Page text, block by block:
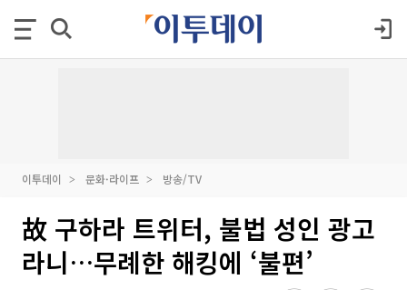
이투데이 문화·라이프 방송/TV
故 구하라 트위터, 불법 성인 광고
라니…무례한 해킹에 ‘불편’